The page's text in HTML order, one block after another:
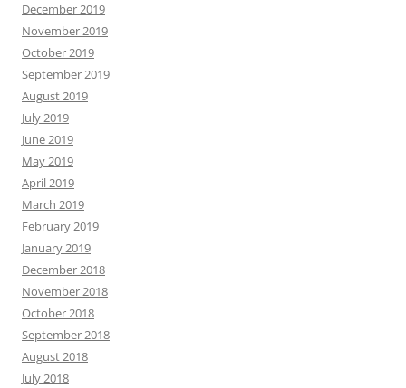
December 2019
November 2019
October 2019
September 2019
August 2019
July 2019
June 2019
May 2019
April 2019
March 2019
February 2019
January 2019
December 2018
November 2018
October 2018
September 2018
August 2018
July 2018